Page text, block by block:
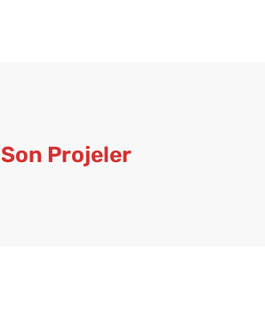
Son Projeler